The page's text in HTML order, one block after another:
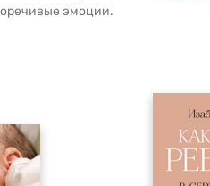
эмоции.
повторять чужие